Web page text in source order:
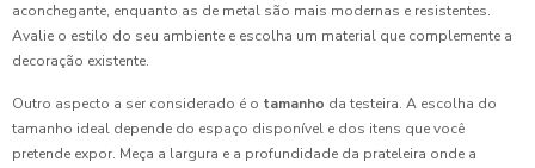
aconchegante, enquanto as de metal são mais modernas e resistentes.
Avalie o estilo do seu ambiente e escolha um material que complemente a
decoração existente.
Outro aspecto a ser considerado é o tamanho da testeira. A escolha do
tamanho ideal depende do espaço disponível e dos itens que você
pretende expor. Meça a largura e a profundidade da prateleira onde a